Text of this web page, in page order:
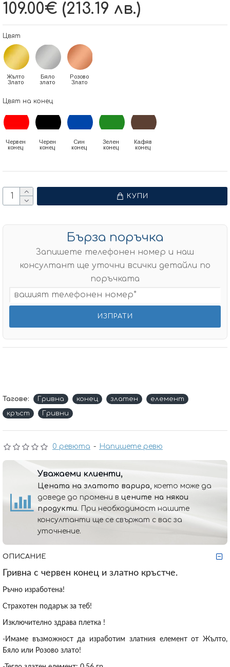
0 ревюта - Напишете ревю
109.00€ (213.19 лв.)
Цвят
Жълто
Злато
Бяло
злато
Розово
Злато
Цвят на конец
Червен
конец
Черен
конец
Син
конец
Зелен
конец
Кафяв
конец
КУПИ
Бърза поръчка
Запишете телефонен номер и наш
консултант ще уточни всички детайли по
поръчката
Тагове: Гривна конец златен
елемент
кръст
Гривни
Уважаеми клиенти,
Цената на златото варира, което може да
доведе до промени в цените на някои
продукти. При необходимост нашите
консултанти ще се свържат с вас за
уточнение.
ОПИСАНИЕ
Гривна с червен конец и златно кръстче.
Ръчно изработена!
Страхотен подарък за теб!
Изключително здрава плетка !
-Имаме възможност да изработим златния елемент от Жълто,
Бяло или Розово злато!